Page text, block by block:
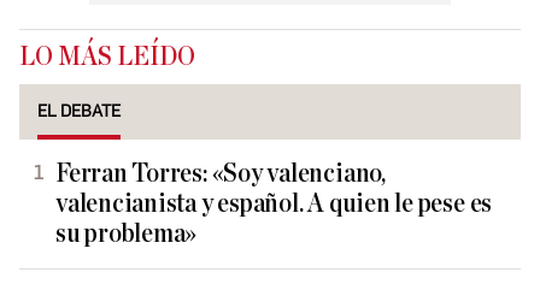
LO MÁS LEÍDO
EL DEBATE
Ferran Torres: «Soy valenciano,
valencianista y español. A quien le pese es
su problema»